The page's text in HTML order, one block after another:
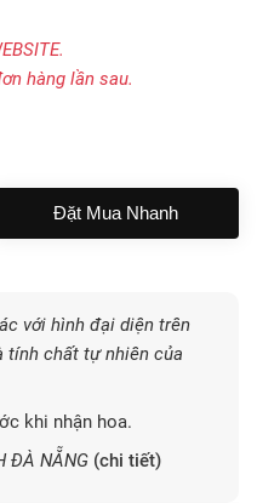
hàng lần sau.
Đặt Mua Nhanh
với hình đại diện trên
tính chất tự nhiên của
khi nhận hoa.
ĐÀ NẴNG (chi tiết)